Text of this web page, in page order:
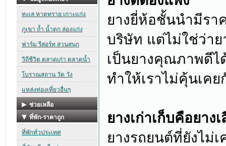
ยางยี่ห้อชั้นนำมีรา
บริษัท แต่ไม่ใช่ว่าย
เป็นยางคุณภาพดีไ
ทำให้เราไม่คุ้นเค
ยางเก่าเก็บคือยา
ยางรถยนต์ที่ยังไม่